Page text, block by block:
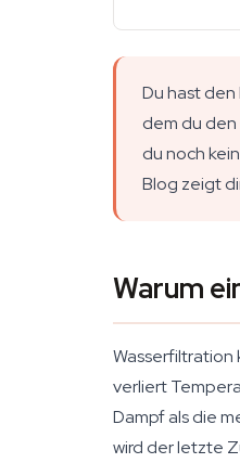
Du hast den
dem du
du noch
Blog zeigt
Warum
Wasserfiltration
verliert
Dampf als die
wird der letzte